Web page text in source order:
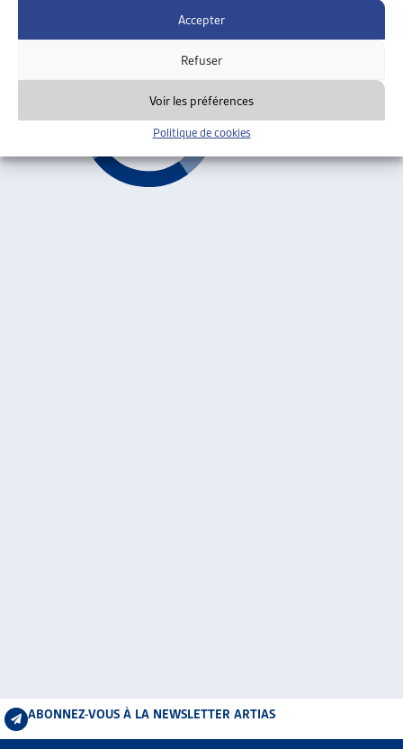
Accepter
Refuser
Voir les préférences
Politique de cookies
ABONNEZ-VOUS À LA NEWSLETTER ARTIAS